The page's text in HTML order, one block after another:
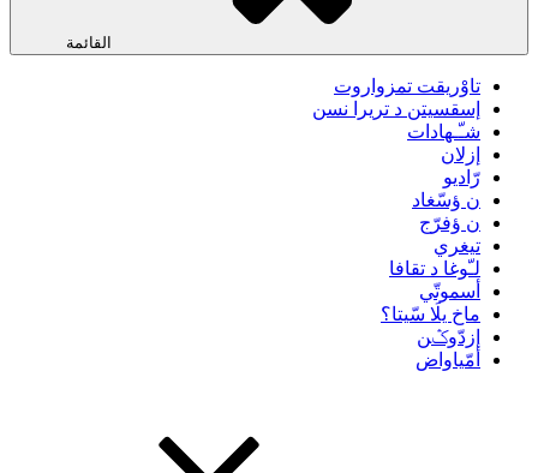
القائمة
تاوْريقت تمزواروت
إسقسيتن د تريرا نسن
شـّـهادات
إزلان
رّاديو
ن ؤسّغاد
ن ؤفرّج
تيغري
لـّوغا د تقافا
أسموتّي
ماخ يلَا سّيتا؟
إزدّوݣن
أمّياواض